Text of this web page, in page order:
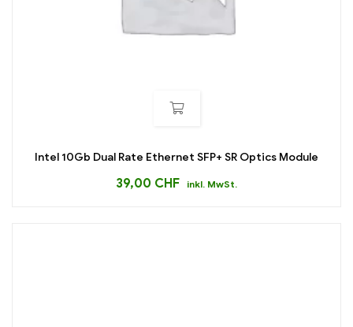
Intel 10Gb Dual Rate Ethernet SFP+ SR Optics Module
39,00 CHF inkl. MwSt.